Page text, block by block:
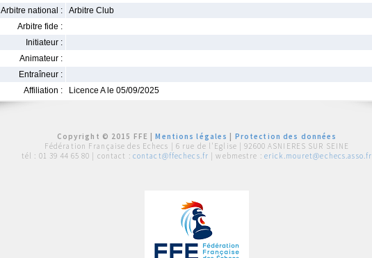
Arbitre national :
Arbitre Club
Arbitre fide :
Initiateur :
Animateur :
Entraîneur :
Affiliation :
Licence A le 05/09/2025
Copyright © 2015 FFE |Mentions légales
Protection des données
Fédération Française des Echecs | 6 rue de l'Eglise | 92600 ASNIERES SUR SEINE
tél : 01 39 44 65 80 | contact : contact@ffechecs.fr | webmestre : erick.mouret@echecs.asso.fr